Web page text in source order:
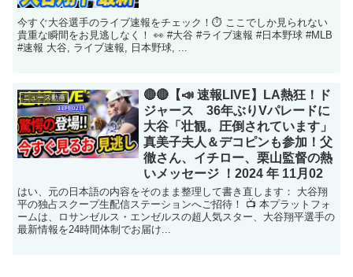
今すぐ大谷選手のライブ速報をチェック！⏱️ ここでしか見られない
貴重な瞬間をお見逃しなく！ 👀 #大谷 #ライブ速報 #日本野球 #MLB
#速報 大谷, ライブ速報, 日本野球, ...
ニュース動画
🔴🔴【📣 速報LIVE】LA熱狂！ド
ジャース 36年ぶりVパレードに
大谷「壮観。圧倒されています」
真美子夫人＆デコピンも参加！父
徹さん、イチロー、栗山監督の熱
いメッセージ ！2024 年 11月02
はい、元の日本語の内容をそのまま整理して書き直します： 大谷翔
平の独占スクープ生配信ステーションへご招待！ 📺 本プラットフォ
ームは、ロサンゼルス・エンゼルスの超人気スター、大谷翔平選手の
最新情報を24時間体制でお届け...